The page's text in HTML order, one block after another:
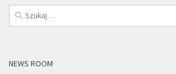
Szukaj:
NEWS ROOM